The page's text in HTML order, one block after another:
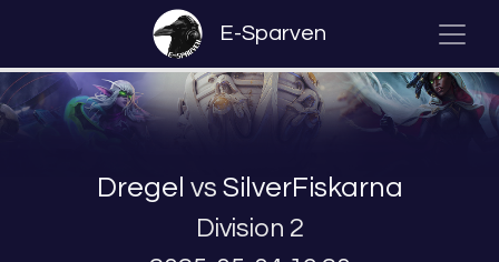
E-Sparven
Dregel vs SilverFiskarna
Division 2